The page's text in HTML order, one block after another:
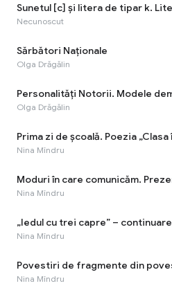
Sunetul [c] şi litera de tipar k.
Necunoscut
Sărbători Naționale
Olga Drăgălin
Personalități Notorii. Modele
Olga Drăgălin
Prima zi de școală. Poezia
Nina Mîndru
Moduri în care comunicăm.
Nina Mîndru
„Iedul cu trei capre” – continuare
Nina Mîndru
Povestiri de fragmente din
Nina Mîndru